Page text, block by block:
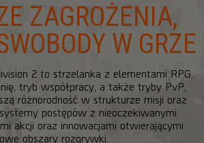
ZAGROŻENIA,
W GRZE
2 to strzelanka z elementami RPG,
tryb współpracy, a także tryby PvP,
różnorodność w strukturze misji oraz
postępów z nieoczekiwanymi
akcji oraz innowacjami otwierającymi
obszary rozgrywki.